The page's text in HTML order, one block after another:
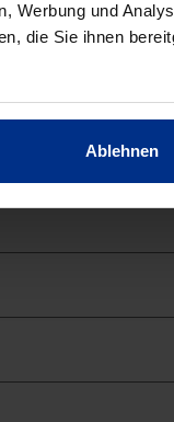
Werbung und
die Sie ihnen
Ablehnen